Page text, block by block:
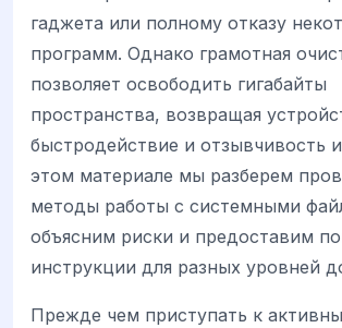
гаджета или полному отказу
программ. Однако грамотная
позволяет освободить гигабайты
пространства, возвращая
быстродействие и отзывчивость
этом материале мы разберем
методы работы с системными
объясним риски и предоставим
инструкции для разных уровней
Прежде чем приступать к